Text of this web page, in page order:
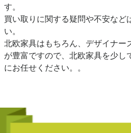
す。
買い取りに関する疑問や不安など
い。
北欧家具はもちろん、デザイナー
が豊富ですので、北欧家具を少し
にお任せください。。